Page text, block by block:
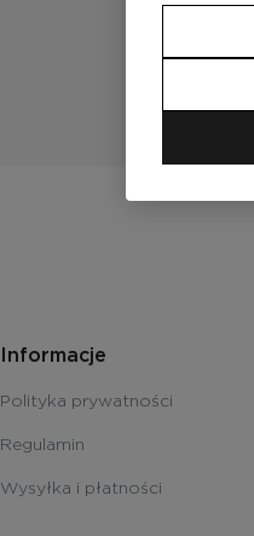
Informacje
Polityka prywatności
Regulamin
Wysyłka i płatności